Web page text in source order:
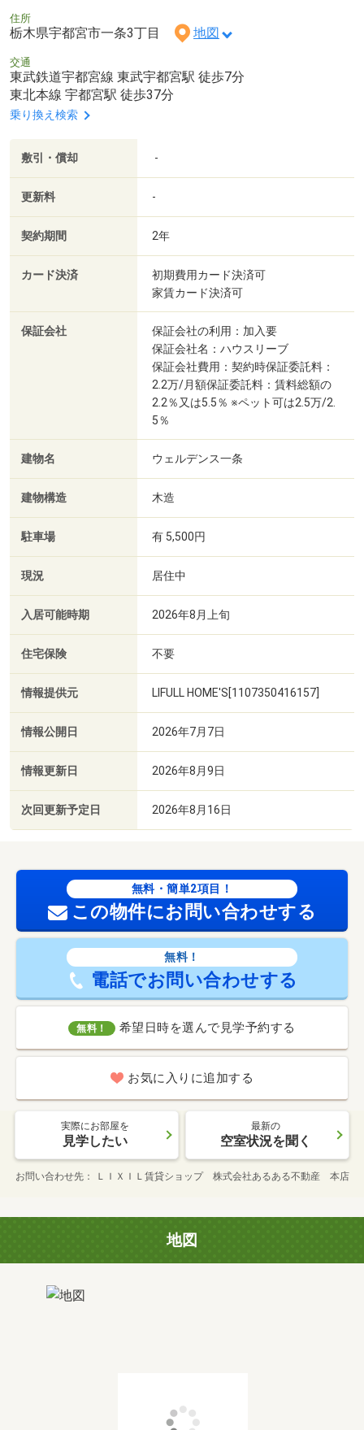
住所
栃木県宇都宮市一条3丁目 地図
交通
東武鉄道宇都宮線 東武宇都宮駅 徒歩7分
東北本線 宇都宮駅 徒歩37分
乗り換え検索
敷引・償却 -
更新料 -
契約期間 2年
カード決済
初期費用カード決済可
家賃カード決済可
保証会社
保証会社の利用：加入要
保証会社名：ハウスリーブ
保証会社費用：契約時保証委託料：
2.2万/月額保証委託料：賃料総額の
2.2％又は5.5％ ※ペット可は2.5万/2.
5％
建物名 ウェルデンス一条
建物構造 木造
駐車場 有 5,500円
現況 居住中
入居可能時期 2026年8月上旬
住宅保険 不要
情報提供元 LIFULL HOME'S[1107350416157]
情報公開日 2026年7月7日
情報更新日 2026年8月9日
次回更新予定日 2026年8月16日
無料・簡単2項目！
この物件にお問い合わせする
無料！
電話でお問い合わせする
無料！ 希望日時を選んで見学予約する
お気に入りに追加する
実際にお部屋を
見学したい
最新の
空室状況を聞く
お問い合わせ先 ＬＩＸＩＬ賃貸ショップ 株式会社あるある不動産 本店
地図